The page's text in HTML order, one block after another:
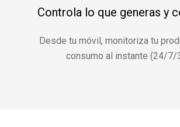
Controla lo que generas y
Desde tu móvil, monitoriza tu
consumo al instante (24/7/